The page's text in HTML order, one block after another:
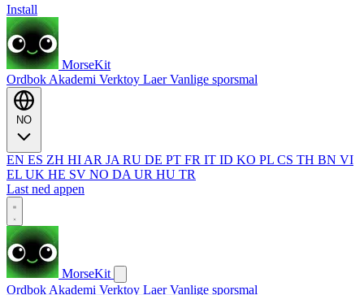
Install
MorseKit
Ordbok Akademi Verktoy LaerVanlige sporsmal
EN ES ZH HI AR JA RU DE PT FR IT ID KO PL CS TH BN VI
EL UK HE SV NO DA UR HU TR
Last ned appen
MorseKit
Ordbok Akademi Verktoy LaerVanlige sporsmal